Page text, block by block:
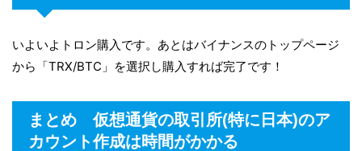
いよいよトロン購入です。あとはバイナンスのトップページ
から「TRX/BTC」を選択し購入すれば完了です！
まとめ 仮想通貨の取引所(特に日本)のア
カウント作成は時間がかかる